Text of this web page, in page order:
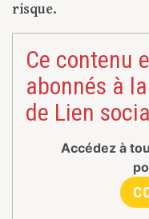
risque.
Ce contenu
abonnés à
de Lien
Accédez à